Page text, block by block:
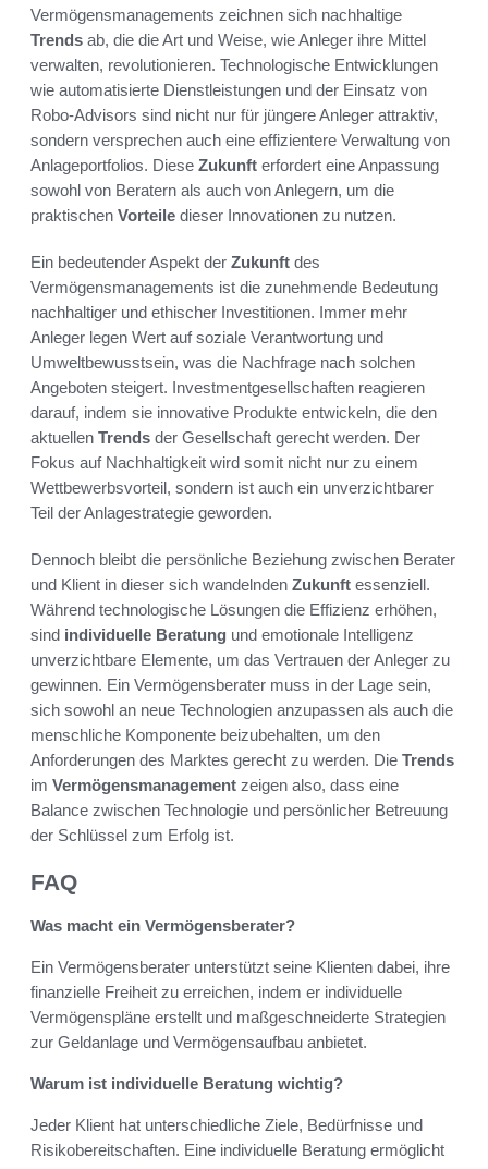
Vermögensmanagements zeichnen sich nachhaltige
Trends ab, die die Art und Weise, wie Anleger ihre Mittel
verwalten, revolutionieren. Technologische Entwicklungen
wie automatisierte Dienstleistungen und der Einsatz von
Robo-Advisors sind nicht nur für jüngere Anleger attraktiv,
sondern versprechen auch eine effizientere Verwaltung von
Anlageportfolios. Diese Zukunft erfordert eine Anpassung
sowohl von Beratern als auch von Anlegern, um die
praktischen Vorteile dieser Innovationen zu nutzen.
Ein bedeutender Aspekt der Zukunft des
Vermögensmanagements ist die zunehmende Bedeutung
nachhaltiger und ethischer Investitionen. Immer mehr
Anleger legen Wert auf soziale Verantwortung und
Umweltbewusstsein, was die Nachfrage nach solchen
Angeboten steigert. Investmentgesellschaften reagieren
darauf, indem sie innovative Produkte entwickeln, die den
aktuellen Trends der Gesellschaft gerecht werden. Der
Fokus auf Nachhaltigkeit wird somit nicht nur zu einem
Wettbewerbsvorteil, sondern ist auch ein unverzichtbarer
Teil der Anlagestrategie geworden.
Dennoch bleibt die persönliche Beziehung zwischen Berater
und Klient in dieser sich wandelnden Zukunft essenziell.
Während technologische Lösungen die Effizienz erhöhen,
sind individuelle Beratung und emotionale Intelligenz
unverzichtbare Elemente, um das Vertrauen der Anleger zu
gewinnen. Ein Vermögensberater muss in der Lage sein,
sich sowohl an neue Technologien anzupassen als auch die
menschliche Komponente beizubehalten, um den
Anforderungen des Marktes gerecht zu werden. Die Trends
im Vermögensmanagement zeigen also, dass eine
Balance zwischen Technologie und persönlicher Betreuung
der Schlüssel zum Erfolg ist.
FAQ
Was macht ein Vermögensberater?
Ein Vermögensberater unterstützt seine Klienten dabei, ihre
finanzielle Freiheit zu erreichen, indem er individuelle
Vermögenspläne erstellt und maßgeschneiderte Strategien
zur Geldanlage und Vermögensaufbau anbietet.
Warum ist individuelle Beratung wichtig?
Jeder Klient hat unterschiedliche Ziele, Bedürfnisse und
Risikobereitschaften. Eine individuelle Beratung ermöglicht